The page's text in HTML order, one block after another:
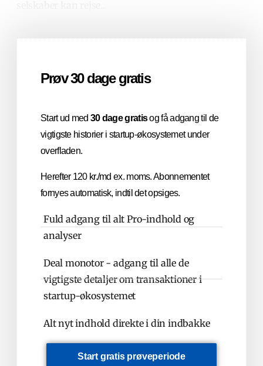
Prøv 30 dage gratis
Start ud med 30 dage gratisog få adgang til de
vigtigste historier i startup-økosystemet under
overfladen.
Herefter 120 kr./md ex. moms. Abonnementet
fornyes automatisk, indtil det opsiges.
Fuld adgang til alt Pro-indhold og
analyser
Deal monotor - adgang til alle de
vigtigste detaljer om transaktioner i
startup-økosystemet
Alt nyt indhold direkte i din indbakke
Start gratis prøveperiode